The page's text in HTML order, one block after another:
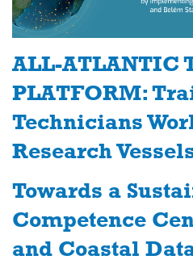
ALL-ATLANTIC
PLATFORM:
Technicians
Research
Towards a
Competence
and Coastal